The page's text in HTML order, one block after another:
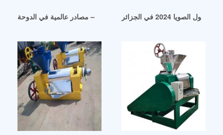
زيت فول الصويا بالجملة – مصادر عالمية في الدوحة 2024 في الجزائر